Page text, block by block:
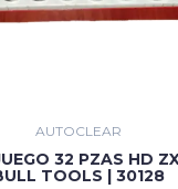
AUTOCLEAR
32 PZAS HD
TOOLS | 30128